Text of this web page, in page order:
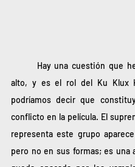
Hay una cuestión que
alto, y es el rol del Ku Klux
podríamos decir que
conflicto en la película. El
representa este grupo
pero no en sus formas; es una